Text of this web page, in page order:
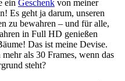
ein Geschenk von meiner
Es geht ja darum, unseren
zu bewahren – und für alle,
in Full HD genießen
Das ist meine Devise.
als 30 Frames, wenn das
steht?